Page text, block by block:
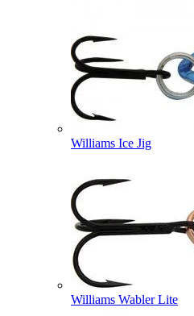
Williams Ice Jig
Williams Wabler Lite